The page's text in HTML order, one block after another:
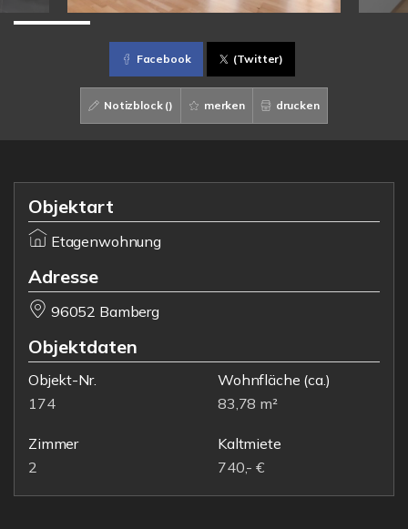
Facebook (Twitter)
Notizblock () merken drucken
Objektart
Etagenwohnung
Adresse
96052 Bamberg
Objektdaten
Objekt-Nr.
174
Wohnfläche (ca.)
83,78 m²
Zimmer
2
Kaltmiete
740,- €